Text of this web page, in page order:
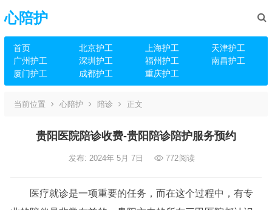
心陪护
首页 北京护工 上海护工
天津护工
广州护工
深圳护工 福州护工
南昌护工
厦门护工
成都护工 重庆护工
当前位置 心陪护 陪诊 正文
贵阳医院陪诊收费-贵阳陪诊陪护服务预约
发布: 2024年 5月 7日 772阅读
医疗就诊是一项重要的任务，而在这个过程中，有专